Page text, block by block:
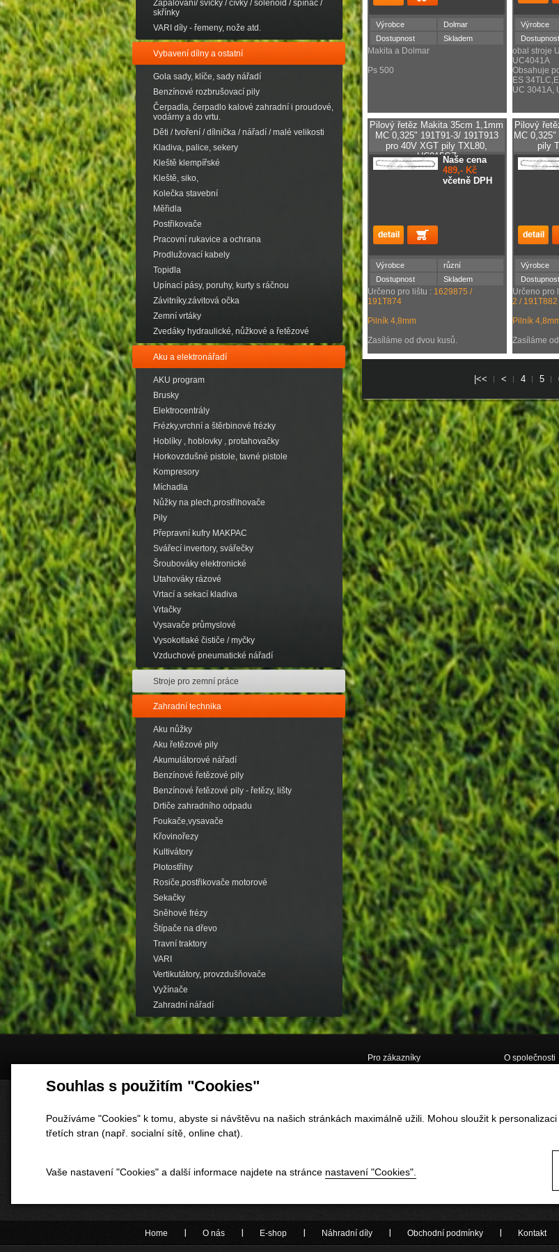
Souhlas s použitím "Cookies"
Používáme "Cookies" k tomu, abyste si návštěvu na našich stránkách maximálně užili. Mohou sloužit k
třetích stran (např. socialní sítě, online chat).
Vaše nastavení "Cookies" a další informace najdete na stránce nastavení "Cookies".
Zapalování/ svíčky / cívky / solenoid / spínač /
skřínky
VARI díly - řemeny, nože atd.
Vybavení dílny a ostatní
Gola sady, klíče, sady nářadí
Benzínové rozbrušovací pily
Čerpadla, čerpadlo kalové zahradní i proudové,
vodárny a do vrtu.
Děti / tvoření / dílnička / nářadí / malé velikosti
Kladiva, palice, sekery
Kleště klempířské
Kleště, siko,
Kolečka stavební
Měřidla
Postřikovače
Pracovní rukavice a ochrana
Prodlužovací kabely
Topidla
Upínací pásy, poruhy, kurty s ráčnou
Závitníky.závitová očka
Zemní vrtáky
Zvedáky hydraulické, nůžkové a řetězové
Aku a elektronářadí
AKU program
Brusky
Elektrocentrály
Frézky,vrchní a štěrbinové frézky
Hoblíky , hoblovky , protahovačky
Horkovzdušné pistole, tavné pistole
Kompresory
Míchadla
Nůžky na plech,prostřihovače
Pily
Přepravní kufry MAKPAC
Svářecí invertory, svářečky
Šroubováky elektronické
Utahováky rázové
Vrtací a sekací kladiva
Vrtačky
Vysavače průmyslové
Vysokotlaké čističe / myčky
Vzduchové pneumatické nářadí
Stroje pro zemní práce
Zahradní technika
Aku nůžky
Aku řetězové pily
Akumulátorové nářadí
Benzínové řetězové pily
Benzínové řetězové pily - řetězy, lišty
Drtiče zahradního odpadu
Foukače,vysavače
Křovinořezy
Kultivátory
Plotostřihy
Rosiče,postřikovače motorové
Sekačky
Sněhové frézy
Štípače na dřevo
Travní traktory
VARI
Vertikutátory, provzdušňovače
Vyžínače
Zahradní nářadí
Výrobce
Dolmar
Dostupnost
Skladem
Makita a Dolmar
Ps 500
Výrobce
Dostupnost
obal stroje
UC4041A
Obsahuje
ES
UC 3041A,
Pilový řetěz Makita 35cm 1,1mm
MC 0,325" 191T91-3/ 191T913
pro 40V XGT pily TXL80,
UC015GZNaše cena
489,- Kč
včetně DPH
Výrobce
různí
Dostupnost
Skladem
Určeno pro lištu : 1629875 /
191T874
Pilník 4,8mm
Zasíláme od dvou kusů.
Pilový
MC 0,325"
pily
Výrobce
Dostupnost
Určeno pro
2 / 191T882
Pilník
Zasíláme
|<< < 4 5
Pro zákazníky
Obchodní podmínky
Odstoupení od smlouvy ONLINE
O společnosti
Kontakt
Home O nás E-shop Náhradní díly Obchodní podmínky Kontakt